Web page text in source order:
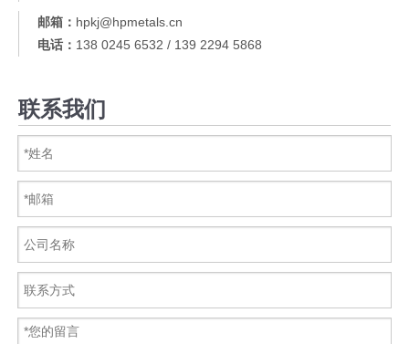
邮箱： hpkj@hpmetals.cn
电话： 138 0245 6532 / 139 2294 5868
联系我们